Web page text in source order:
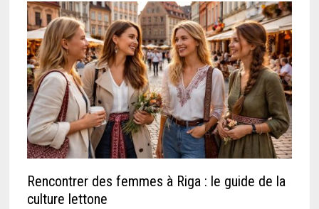
Rencontrer des femmes à Riga : le guide de la
culture lettone